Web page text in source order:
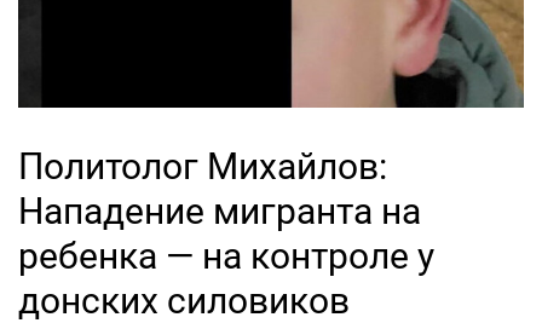
Политолог Михайлов:
Нападение мигранта на
ребенка — на контроле у
донских силовиков